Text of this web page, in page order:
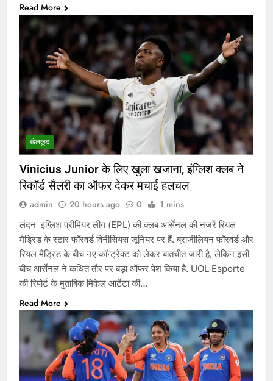
Read More
खेलकूद
Vinicius Junior के लिए खुला खजाना, इंग्लिश क्लब ने
रिकॉर्ड सैलरी का ऑफर देकर मचाई हलचल
admin 20 hours ago 0 1 mins
लंदन इंग्लिश प्रीमियर लीग (EPL) की क्लब आर्सेनल की नजरें रियल
मैड्रिड के स्टार फॉरवर्ड विनीसियस जूनियर पर हैं. ब्राजीलियन फॉरवर्ड और
रियल मैड्रिड के बीच नए कॉन्ट्रैक्ट को लेकर बातचीत जारी है, लेकिन इसी
बीच आर्सेनल ने कथित तौर पर बड़ा ऑफर पेश किया है. UOL Esporte
की रिपोर्ट के मुताबिक मिकेल आर्टेटा की…
Read More